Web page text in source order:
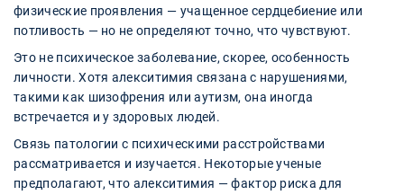
физические проявления — учащенное сердцебиение или
потливость — но не определяют точно, что чувствуют.
Это не психическое заболевание, скорее, особенность
личности. Хотя алекситимия связана с нарушениями,
такими как шизофрения или аутизм, она иногда
встречается и у здоровых людей.
Связь патологии с психическими расстройствами
рассматривается и изучается. Некоторые ученые
предполагают, что алекситимия — фактор риска для